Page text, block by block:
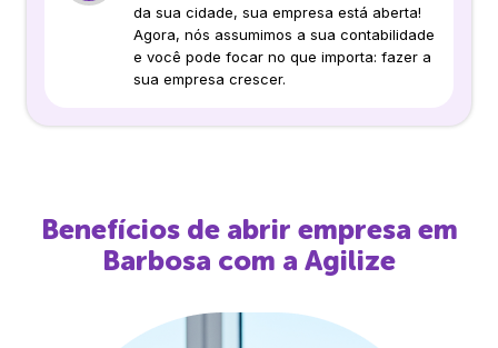
da sua cidade, sua empresa está aberta!
Agora, nós assumimos a sua contabilidade
e você pode focar no que importa: fazer a
sua empresa crescer.
Benefícios de abrir empresa em
Barbosa com a Agilize